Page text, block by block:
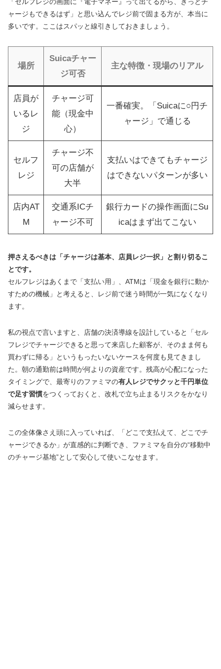
ャージもできるはず」と思い込んでレジ前で固まる方が、本当に
多いです。ここはスパッと線引きしておきましょう。
場所
Suicaチャー
ジ可否
主な特徴・現場のリアル
店員が
いるレ
ジ
チャージ可
能（現金中
心）
一番確実。「Suicaに○円チ
ャージ」で通じる
セルフ
レジ
チャージ不
可の店舗が
大半
支払いはできてもチャージ
はできないパターンが多い
店内AT
M
交通系ICチ
ャージ不可
銀行カードの操作画面にSu
icaはまず出てこない
押さえるべきは「チャージは基本、店員レジ一択」と割り切るこ
とです。
セルフレジはあくまで「支払い用」、ATMは「現金を銀行に動か
すための機械」と考えると、レジ前で迷う時間が一気になくなり
ます。
私の視点で言いますと、店舗の決済導線を設計していると「セル
フレジでチャージできると思って来店した顧客が、そのまま何も
買わずに帰る」というもったいないケースを何度も見てきまし
た。朝の通勤前は時間が何よりの資産です。残高が心配になった
タイミングで、最寄りのファミマの有人レジでサクッと千円単位
で足す習慣をつくっておくと、改札で立ち止まるリスクをかなり
減らせます。
この全体像さえ頭に入っていれば、「どこで支払えて、どこでチ
ャージできるか」が直感的に判断でき、ファミマを自分の“移動中
のチャージ基地”として安心して使いこなせます。